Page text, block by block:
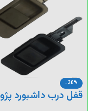
-30%
قفل درب داشبورد پژو